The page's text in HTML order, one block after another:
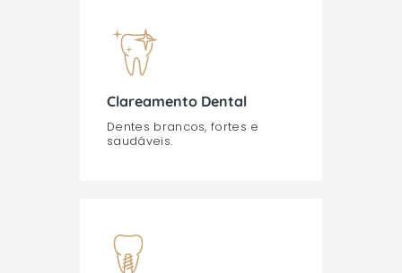
Clareamento Dental
Dentes brancos, fortes e
saudáveis.